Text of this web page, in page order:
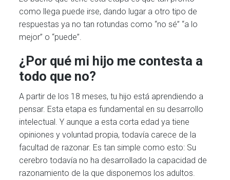
como llega puede irse, dando lugar a otro tipo de
respuestas ya no tan rotundas como “no sé” “a lo
mejor” o “puede”.
¿Por qué mi hijo me contesta a
todo que no?
A partir de los 18 meses, tu hijo está aprendiendo a
pensar. Esta etapa es fundamental en su desarrollo
intelectual. Y aunque a esta corta edad ya tiene
opiniones y voluntad propia, todavía carece de la
facultad de razonar. Es tan simple como esto: Su
cerebro todavía no ha desarrollado la capacidad de
razonamiento de la que disponemos los adultos.